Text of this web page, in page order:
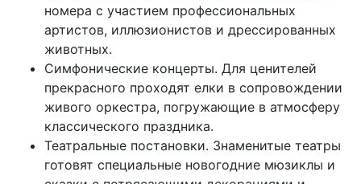
номера с участием профессиональных
артистов, иллюзионистов и дрессированных
животных.
Симфонические концерты. Для ценителей
прекрасного проходят елки в сопровождении
живого оркестра, погружающие в атмосферу
классического праздника.
Театральные постановки. Знаменитые театры
готовят специальные новогодние мюзиклы и